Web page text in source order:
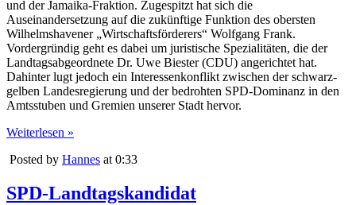
und der Jamaika-Fraktion. Zugespitzt hat sich die
Auseinandersetzung auf die zukünftige Funktion des obersten
Wilhelmshavener „Wirtschaftsförderers“ Wolfgang Frank.
Vordergründig geht es dabei um juristische Spezialitäten, die der
Landtagsabgeordnete Dr. Uwe Biester (CDU) angerichtet hat.
Dahinter lugt jedoch ein Interessenkonflikt zwischen der schwarz-
gelben Landesregierung und der bedrohten SPD-Dominanz in den
Amtsstuben und Gremien unserer Stadt hervor.
Weiterlesen »
Posted by Hannes at 0:33
SPD-Landtagskandidat